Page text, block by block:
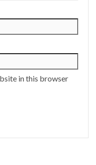
in this browser